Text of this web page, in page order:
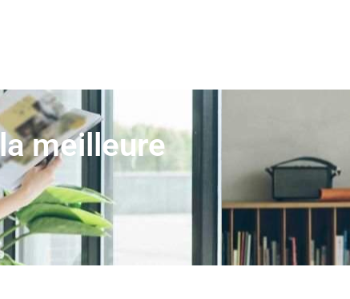
meilleure